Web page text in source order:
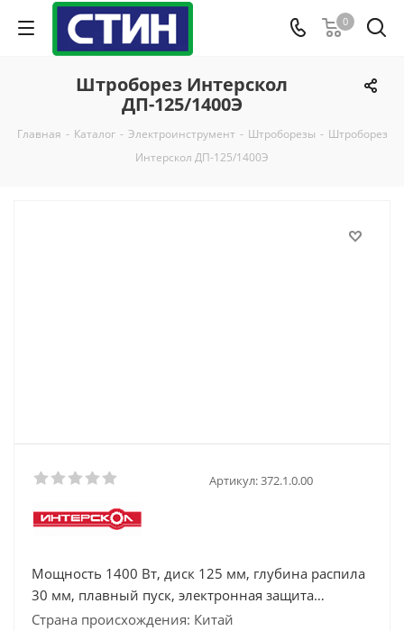
0
Штроборез Интерскол
ДП-125/1400Э
Главная - Каталог - Электроинструмент - Штроборезы - Штроборез
Интерскол ДП-125/1400Э
Артикул:372.1.0.00
Мощность 1400 Вт, диск 125 мм, глубина распила
30 мм, плавный пуск, электронная защита
двигателя, вес 3,9 кг.
Страна происхождения: Китай